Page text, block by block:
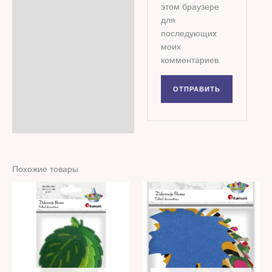
этом браузере
для
последующих
моих
комментариев.
Похожие товары